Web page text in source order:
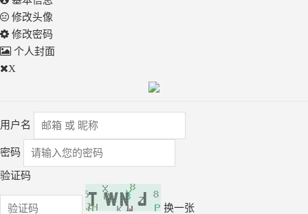
修改头像
修改密码
个人封面
X
用户名
密码
验证码
换一张